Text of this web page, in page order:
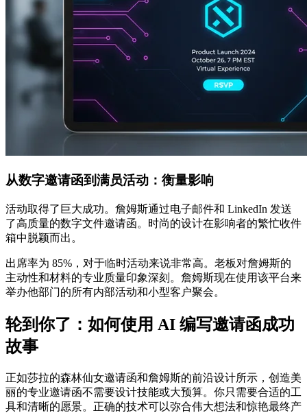
从数字邀请函到满员活动：衡量影响
活动取得了巨大成功。詹姆斯通过电子邮件和 LinkedIn 发送
了高质量的数字文件邀请函。时尚的设计在影响者的繁忙收件
箱中脱颖而出。
出席率为 85%，对于临时活动来说非常高。老板对詹姆斯的
主动性和材料的专业质量印象深刻。詹姆斯现在使用该平台来
举办他部门的所有内部活动和小型客户聚会。
轮到你了：如何使用 AI 编写邀请函成功
故事
正如莎拉的森林仙女邀请函和詹姆斯的前沿设计所示，创造美
丽的专业邀请函不需要设计技能或大预算。你只需要合适的工
具和清晰的愿景。正确的技术可以弥合伟大想法和惊艳最终产